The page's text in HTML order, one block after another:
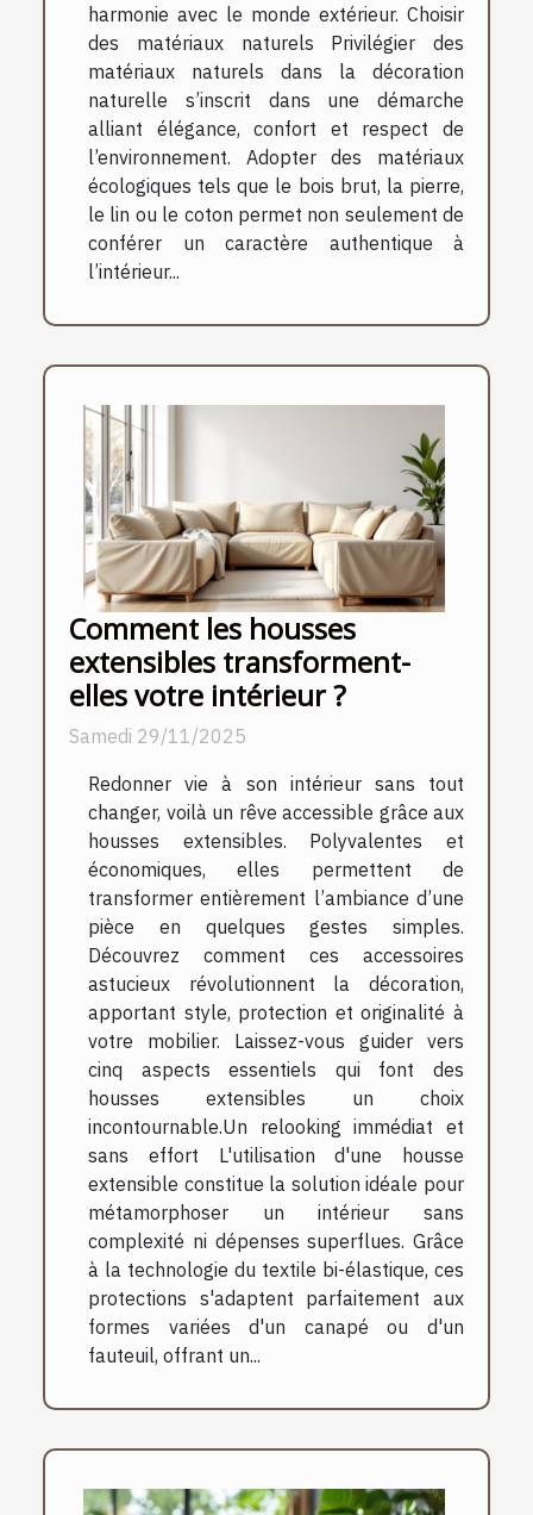
harmonie avec le monde extérieur. Choisir
des matériaux naturels Privilégier des
matériaux naturels dans la décoration
naturelle s’inscrit dans une démarche
alliant élégance, confort et respect de
l’environnement. Adopter des matériaux
écologiques tels que le bois brut, la pierre,
le lin ou le coton permet non seulement de
conférer un caractère authentique à
l’intérieur...
Comment les housses
extensibles transforment-
elles votre intérieur ?
Samedi 29/11/2025
Redonner vie à son intérieur sans tout
changer, voilà un rêve accessible grâce aux
housses extensibles. Polyvalentes et
économiques, elles permettent de
transformer entièrement l’ambiance d’une
pièce en quelques gestes simples.
Découvrez comment ces accessoires
astucieux révolutionnent la décoration,
apportant style, protection et originalité à
votre mobilier. Laissez-vous guider vers
cinq aspects essentiels qui font des
housses extensibles un choix
incontournable.Un relooking immédiat et
sans effort L'utilisation d'une housse
extensible constitue la solution idéale pour
métamorphoser un intérieur sans
complexité ni dépenses superflues. Grâce
à la technologie du textile bi-élastique, ces
protections s'adaptent parfaitement aux
formes variées d'un canapé ou d'un
fauteuil, offrant un...